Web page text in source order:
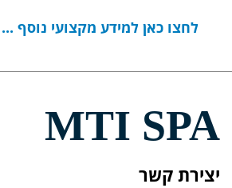
לחצו כאן למידע מקצועי נוסף ...
יצירת קשר
MTI SPA